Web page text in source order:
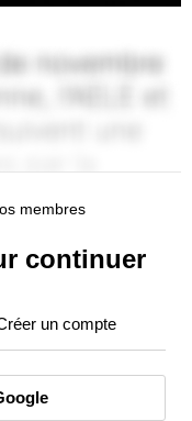
membres
continuer
un compte